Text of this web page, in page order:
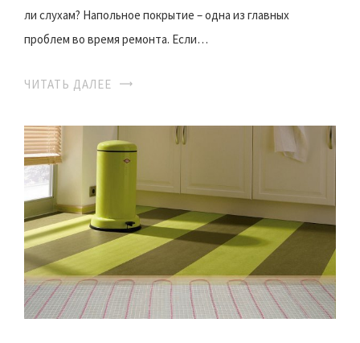
ли слухам? Напольное покрытие – одна из главных
проблем во время ремонта. Если…
ЧИТАТЬ ДАЛЕЕ